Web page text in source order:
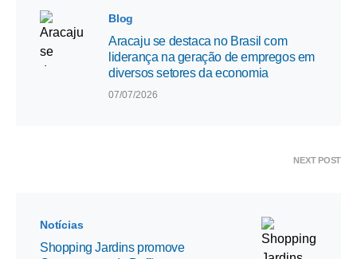
Blog
Aracaju se destaca no Brasil com
liderança na geração de empregos em
diversos setores da economia
07/07/2026
NEXT POST
Notícias
Shopping Jardins promove